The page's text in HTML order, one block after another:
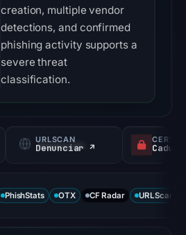
creation, multiple vendor
detections, and confirmed
phishing activity supports a
severe threat
classification.
URLSCAN
Denunciar ↗
PhishStats OTX CF Radar URLScan